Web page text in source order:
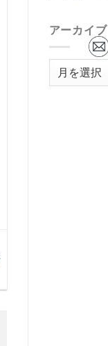
アーカイブ